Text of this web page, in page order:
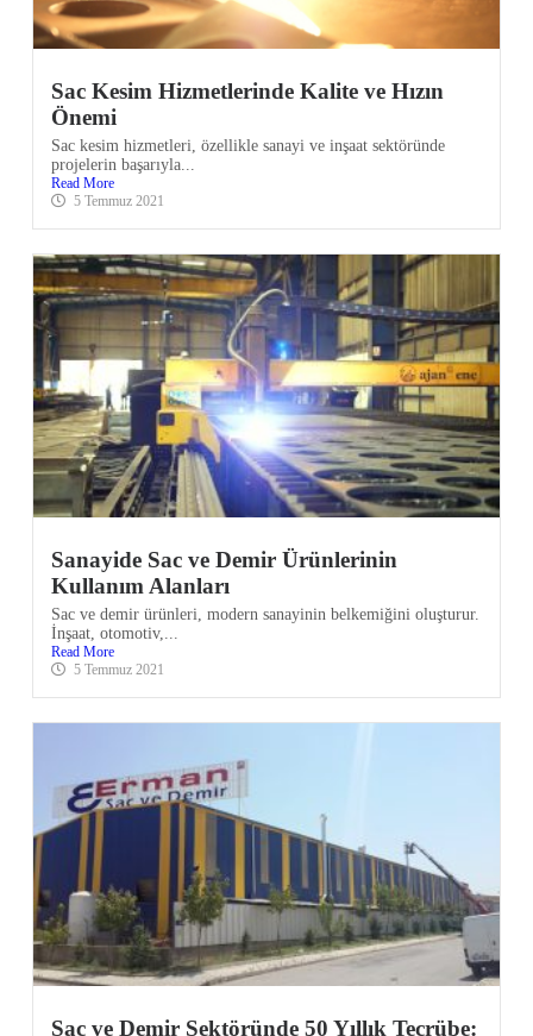
Sac Kesim Hizmetlerinde Kalite ve Hızın
Önemi
Sac kesim hizmetleri, özellikle sanayi ve inşaat sektöründe
projelerin başarıyla...
Read More
5 Temmuz 2021
Sanayide Sac ve Demir Ürünlerinin
Kullanım Alanları
Sac ve demir ürünleri, modern sanayinin belkemiğini oluşturur.
İnşaat, otomotiv,...
Read More
5 Temmuz 2021
Sac ve Demir Sektöründe 50 Yıllık Tecrübe: